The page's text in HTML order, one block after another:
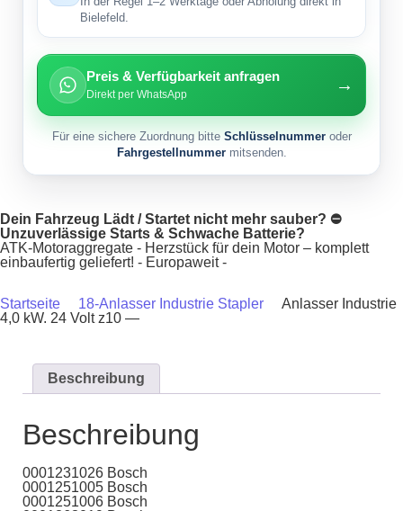
Bielefeld.
Preis & Verfügbarkeit anfragen
Direkt per WhatsApp →
Für eine sichere Zuordnung bitte Schlüsselnummeroder
Fahrgestellnummermitsenden.
Dein Fahrzeug Lädt / Startet nicht mehr sauber? ⛔
Unzuverlässige Starts & Schwache Batterie?
ATK-Motoraggregate - Herzstück für dein Motor – komplett
einbaufertig geliefert! - Europaweit -
Startseite 18-Anlasser Industrie Stapler
Anlasser Industrie
4,0 kW. 24 Volt z10 —
Beschreibung
Beschreibung
0001231026 Bosch
0001251005 Bosch
0001251006 Bosch